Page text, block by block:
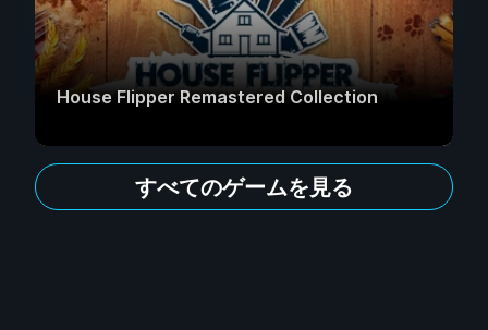
House Flipper Remastered Collection
すべてのゲームを見る